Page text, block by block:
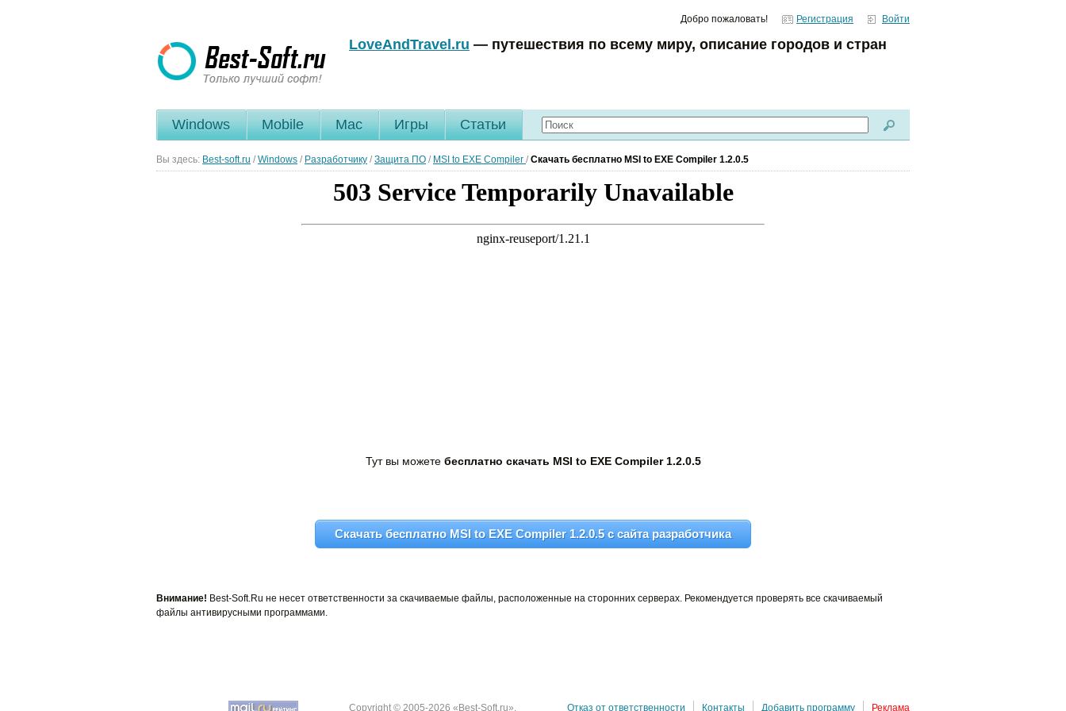
Добро пожаловать! Регистрация Войти
LoveAndTravel.ru — путешествия по всему миру, описание городов и стран
Windows Mobile Mac Игры Статьи
Вы здесь: Best-soft.ru / Windows / Разработчику / Защита ПО / MSI to EXE Compiler / Скачать бесплатно MSI to EXE Compiler 1.2.0.5
Тут вы можете бесплатно скачать MSI to EXE Compiler 1.2.0.5
Скачать бесплатно MSI to EXE Compiler 1.2.0.5 c сайта разработчика
Внимание! Best-Soft.Ru не несет ответственности за скачиваемые файлы, расположенные на сторонних серверах. Рекомендуется проверять все скачиваемый
файлы антивирусными программами.
Copyright © 2005-2026 «Best-Soft.ru». Отказ от ответственности Контакты Добавить программу Реклама